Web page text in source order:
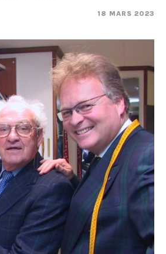
18 MARS 2023